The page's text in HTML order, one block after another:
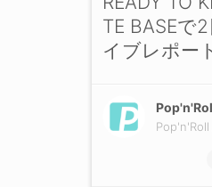
TE BASEで
イブレポー
Pop'n'Roll